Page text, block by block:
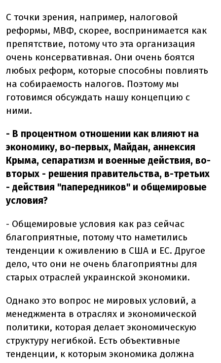
С точки зрения, например, налоговой
реформы, МВФ, скорее, воспринимается как
препятствие, потому что эта организация
очень консервативная. Они очень боятся
любых реформ, которые способны повлиять
на собираемость налогов. Поэтому мы
готовимся обсуждать нашу концепцию с
ними.
- В процентном отношении как влияют на
экономику, во-первых, Майдан, аннексия
Крыма, сепаратизм и военные действия, во-
вторых - решения правительства, в-третьих
- действия "папередников" и общемировые
условия?
- Общемировые условия как раз сейчас
благоприятные, потому что наметились
тенденции к оживлению в США и ЕС. Другое
дело, что они не очень благоприятны для
старых отраслей украинской экономики.
Однако это вопрос не мировых условий, а
менеджмента в отраслях и экономической
политики, которая делает экономическую
структуру негибкой. Есть объективные
тенденции, к которым экономика должна